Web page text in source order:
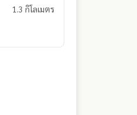
1.3 กิโลเมตร